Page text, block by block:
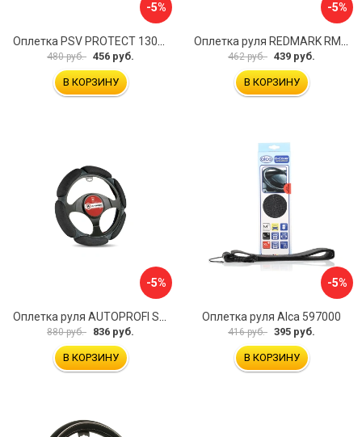
-5%
Оплетка PSV PROTECT 130503
480 руб. 456 руб.
В КОРЗИНУ
-5%
Оплетка руля REDMARK RM78002
462 руб. 439 руб.
В КОРЗИНУ
-5%
880 руб. 836 руб.
В КОРЗИНУ
-5%
Оплетка руля Alca 597000
416 руб. 395 руб.
В КОРЗИНУ